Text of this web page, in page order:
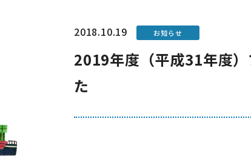
2018.10.19 お知らせ
2019年度（平成31年度
た